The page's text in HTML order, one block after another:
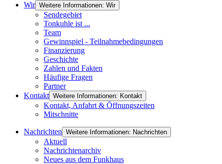
Wir Weitere Informationen: Wir
Sendegebiet
Tonkuhle ist ...
Team
Gewinnspiel - Teilnahmebedingungen
Finanzierung
Geschichte
Zahlen und Fakten
Häufige Fragen
Partner
Kontakt Weitere Informationen: Kontakt
Kontakt, Anfahrt & Öffnungszeiten
Mitschnitte
Nachrichten Weitere Informationen: Nachrichten
Aktuell
Nachrichtenarchiv
Neues aus dem Funkhaus